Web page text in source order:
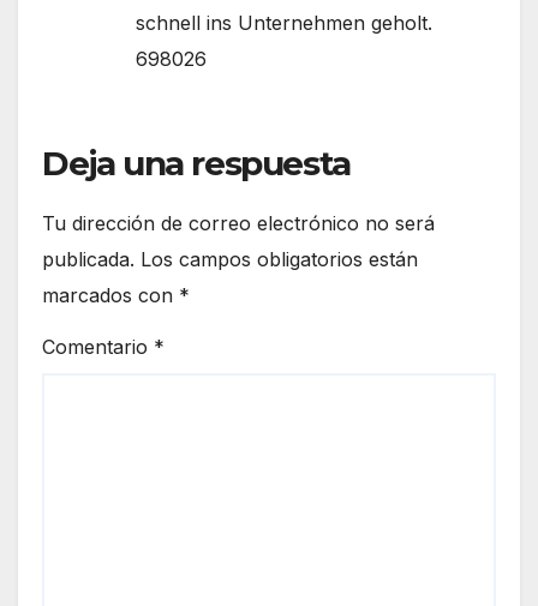
schnell ins Unternehmen geholt.
698026
Deja una respuesta
Tu dirección de correo electrónico no será
publicada. Los campos obligatorios están
marcados con *
Comentario *